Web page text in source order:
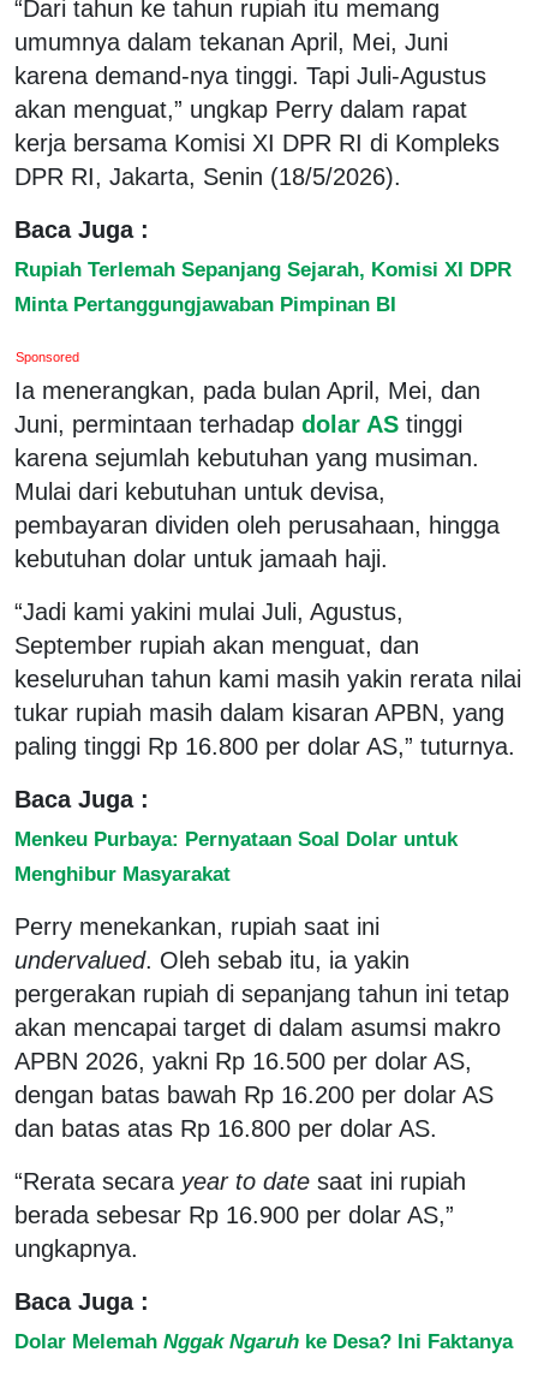
“Dari tahun ke tahun rupiah itu memang
umumnya dalam tekanan April, Mei, Juni
karena demand-nya tinggi. Tapi Juli-Agustus
akan menguat,” ungkap Perry dalam rapat
kerja bersama Komisi XI DPR RI di Kompleks
DPR RI, Jakarta, Senin (18/5/2026).
Baca Juga :
Rupiah Terlemah Sepanjang Sejarah, Komisi XI DPR
Minta Pertanggungjawaban Pimpinan BI
Sponsored
Ia menerangkan, pada bulan April, Mei, dan
Juni, permintaan terhadap dolar AS tinggi
karena sejumlah kebutuhan yang musiman.
Mulai dari kebutuhan untuk devisa,
pembayaran dividen oleh perusahaan, hingga
kebutuhan dolar untuk jamaah haji.
“Jadi kami yakini mulai Juli, Agustus,
September rupiah akan menguat, dan
keseluruhan tahun kami masih yakin rerata nilai
tukar rupiah masih dalam kisaran APBN, yang
paling tinggi Rp 16.800 per dolar AS,” tuturnya.
Baca Juga :
Menkeu Purbaya: Pernyataan Soal Dolar untuk
Menghibur Masyarakat
Perry menekankan, rupiah saat ini
undervalued. Oleh sebab itu, ia yakin
pergerakan rupiah di sepanjang tahun ini tetap
akan mencapai target di dalam asumsi makro
APBN 2026, yakni Rp 16.500 per dolar AS,
dengan batas bawah Rp 16.200 per dolar AS
dan batas atas Rp 16.800 per dolar AS.
“Rerata secara year to date saat ini rupiah
berada sebesar Rp 16.900 per dolar AS,”
ungkapnya.
Baca Juga :
Dolar Melemah Nggak Ngaruh ke Desa? Ini Faktanya